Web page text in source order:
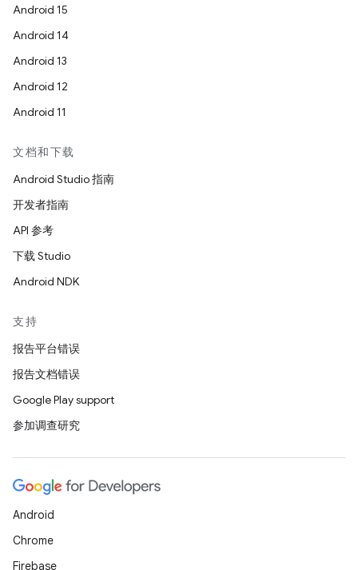
Android 15
Android 14
Android 13
Android 12
Android 11
文档和下载
Android Studio 指南
开发者指南
API 参考
下载 Studio
Android NDK
支持
报告平台错误
报告文档错误
Google Play support
参加调查研究
Android
Chrome
Firebase